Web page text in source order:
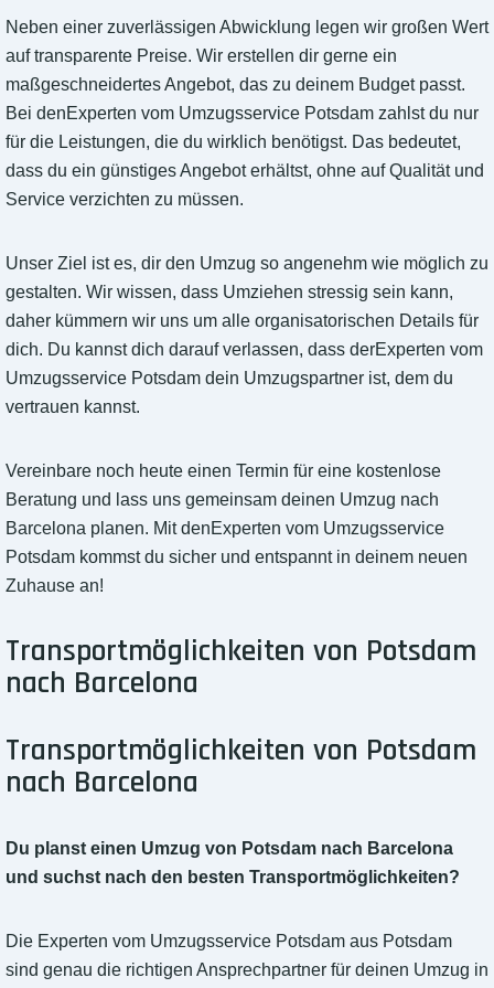
Neben einer zuverlässigen Abwicklung legen wir großen Wert
auf transparente Preise. Wir erstellen dir gerne ein
maßgeschneidertes Angebot, das zu deinem Budget passt.
Bei denExperten vom Umzugsservice Potsdam zahlst du nur
für die Leistungen, die du wirklich benötigst. Das bedeutet,
dass du ein günstiges Angebot erhältst, ohne auf Qualität und
Service verzichten zu müssen.
Unser Ziel ist es, dir den Umzug so angenehm wie möglich zu
gestalten. Wir wissen, dass Umziehen stressig sein kann,
daher kümmern wir uns um alle organisatorischen Details für
dich. Du kannst dich darauf verlassen, dass derExperten vom
Umzugsservice Potsdam dein Umzugspartner ist, dem du
vertrauen kannst.
Vereinbare noch heute einen Termin für eine kostenlose
Beratung und lass uns gemeinsam deinen Umzug nach
Barcelona planen. Mit denExperten vom Umzugsservice
Potsdam kommst du sicher und entspannt in deinem neuen
Zuhause an!
Transportmöglichkeiten von Potsdam
nach Barcelona
Transportmöglichkeiten von Potsdam
nach Barcelona
Du planst einen Umzug von Potsdam nach Barcelona
und suchst nach den besten Transportmöglichkeiten?
Die Experten vom Umzugsservice Potsdam aus Potsdam
sind genau die richtigen Ansprechpartner für deinen Umzug in